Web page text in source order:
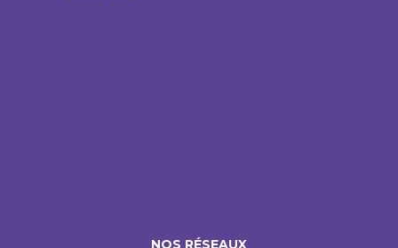
NOS RÉSEAUX